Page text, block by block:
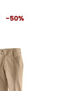
-50%